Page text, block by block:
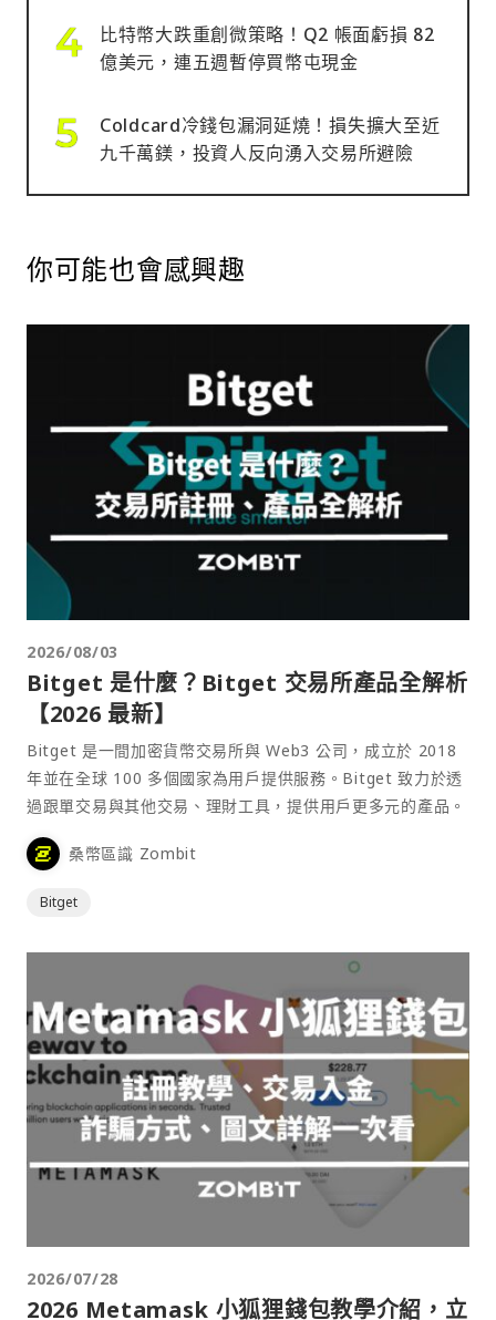
比特幣大跌重創微策略！Q2 帳面虧損 82
億美元，連五週暫停買幣屯現金
Coldcard冷錢包漏洞延燒！損失擴大至近
九千萬鎂，投資人反向湧入交易所避險
你可能也會感興趣
2026/08/03
Bitget 是什麼？Bitget 交易所產品全解析
【2026 最新】
Bitget 是一間加密貨幣交易所與 Web3 公司，成立於 2018
年並在全球 100 多個國家為用戶提供服務。Bitget 致力於透
過跟單交易與其他交易、理財工具，提供用戶更多元的產品。
桑幣區識 Zombit
Bitget
2026/07/28
2026 Metamask 小狐狸錢包教學介紹，立